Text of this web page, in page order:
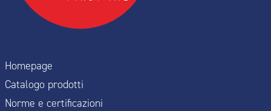
Homepage
Catalogo prodotti
Norme e certificazioni